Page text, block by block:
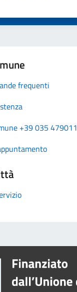
frequenti
+39 035 479011